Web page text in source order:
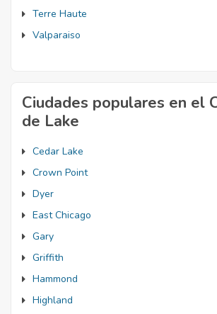
Terre Haute
Valparaiso
Ciudades populares en el
de Lake
Cedar Lake
Crown Point
Dyer
East Chicago
Gary
Griffith
Hammond
Highland